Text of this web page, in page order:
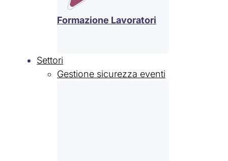
Formazione Lavoratori
Settori
Gestione sicurezza eventi